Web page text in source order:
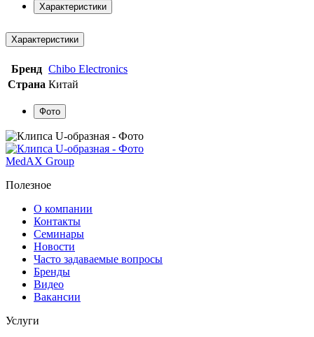
Характеристики
Характеристики
Бренд Chibo Electronics
Страна Китай
Фото
MedAX Group
Полезное
О компании
Контакты
Семинары
Новости
Часто задаваемые вопросы
Бренды
Видео
Вакансии
Услуги